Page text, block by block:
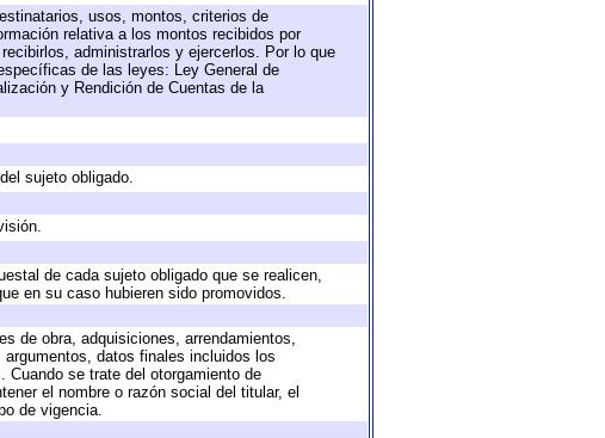
usos, montos, criterios de
relativa a los montos recibidos por
administrarlos y ejercerlos. Por lo que
de las leyes: Ley General de
y Rendición de Cuentas de la
sujeto obligado.
de cada sujeto obligado que se realicen,
en su caso hubieren sido promovidos.
de obra, adquisiciones, arrendamientos,
datos finales incluidos los
se trate del otorgamiento de
el nombre o razón social del titular, el
de vigencia.